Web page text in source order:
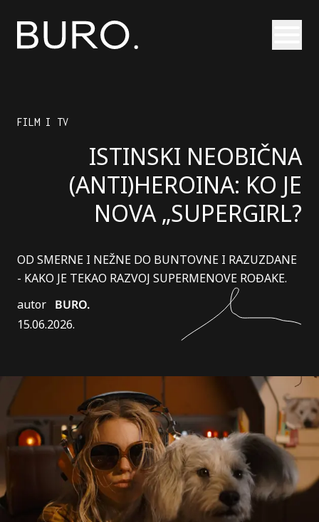
FILM I TV
ISTINSKI NEOBIČNA
(ANTI)HEROINA: KO JE
NOVA „SUPERGIRL?
OD SMERNE I NEŽNE DO BUNTOVNE I RAZUZDANE
- KAKO JE TEKAO RAZVOJ SUPERMENOVE ROĐAKE.
autor BURO.
15.06.2026.